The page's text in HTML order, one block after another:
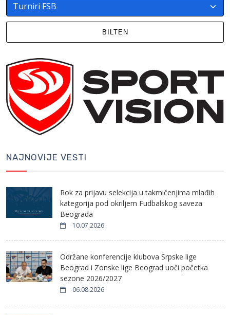
BILTEN
NAJNOVIJE VESTI
Rok za prijavu selekcija u takmičenjima mlađih
kategorija pod okriljem Fudbalskog saveza
Beograda
10.07.2026
Održane konferencije klubova Srpske lige
Beograd i Zonske lige Beograd uoči početka
sezone 2026/2027
06.08.2026